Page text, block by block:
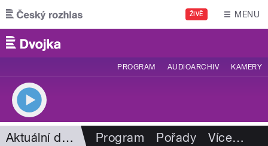
Přejít k hlavnímu obsahu
ŽIVĚ MENU
PROGRAM AUDIOARCHIV KAMERY
Aktuální dění Program Pořady Více…